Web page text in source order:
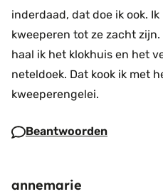
inderdaad, dat doe ik ook.
kweeperen tot ze zacht
haal ik het klokhuis en het
neteldoek. Dat kook ik met
kweeperengelei.
Beantwoorden
annemarie